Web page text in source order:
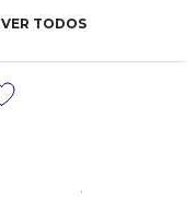
VER TODOS